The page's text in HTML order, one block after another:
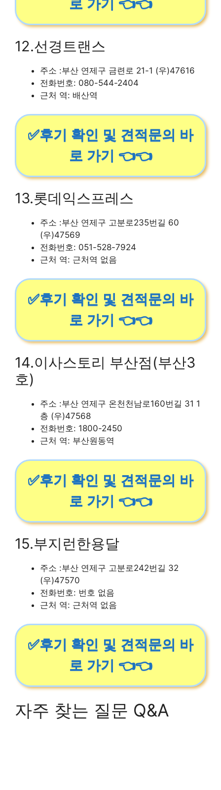
로 가기 👈👈
12.선경트랜스
주소 :부산 연제구 금련로 21-1 (우)47616
전화번호: 080-544-2404
근처 역: 배산역
✅후기 확인 및 견적문의 바
로 가기 👈👈
13.롯데익스프레스
주소 :부산 연제구 고분로235번길 60
(우)47569
전화번호: 051-528-7924
근처 역: 근처역 없음
✅후기 확인 및 견적문의 바
로 가기 👈👈
14.이사스토리 부산점(부산3
호)
주소 :부산 연제구 온천천남로160번길 31 1
층 (우)47568
전화번호: 1800-2450
근처 역: 부산원동역
✅후기 확인 및 견적문의 바
로 가기 👈👈
15.부지런한용달
주소 :부산 연제구 고분로242번길 32
(우)47570
전화번호: 번호 없음
근처 역: 근처역 없음
✅후기 확인 및 견적문의 바
로 가기 👈👈
자주 찾는 질문 Q&A